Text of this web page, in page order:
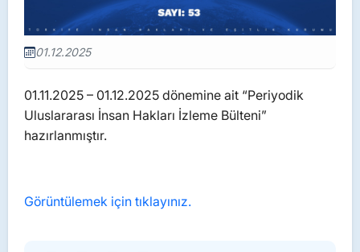
01.12.2025
01.11.2025 – 01.12.2025 dönemine ait “Periyodik
Uluslararası İnsan Hakları İzleme Bülteni”
hazırlanmıştır.
Görüntülemek için tıklayınız.